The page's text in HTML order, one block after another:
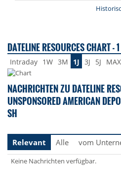
DATELINE RESOURCES CHART -
Intraday 1W 3M 1J 3J 5J MAX
NACHRICHTEN ZU DATELINE
UNSPONSORED AMERICAN
SH
Relevant
Alle vom
Keine Nachrichten verfügbar.